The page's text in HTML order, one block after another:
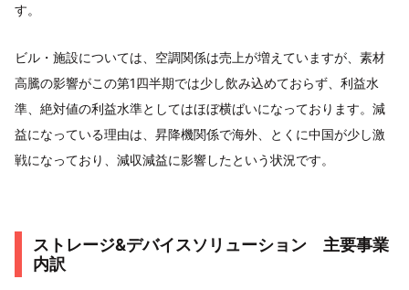
す。
ビル・施設については、空調関係は売上が増えていますが、素材
高騰の影響がこの第1四半期では少し飲み込めておらず、利益水
準、絶対値の利益水準としてはほぼ横ばいになっております。減
益になっている理由は、昇降機関係で海外、とくに中国が少し激
戦になっており、減収減益に影響したという状況です。
ストレージ&デバイスソリューション 主要事業
内訳